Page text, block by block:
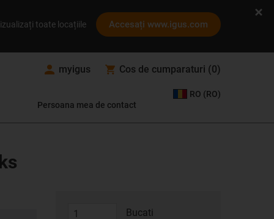
toate locațiile Accesați www.igus.com
myigus Cos de cumparaturi (0)
Persoana mea de contact
RO (RO)
Bucati